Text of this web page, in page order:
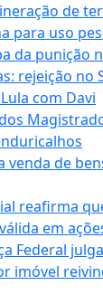
de
para uso
da punição
rejeição no
com Davi
venda de
reafirma
em
Federal
imóvel